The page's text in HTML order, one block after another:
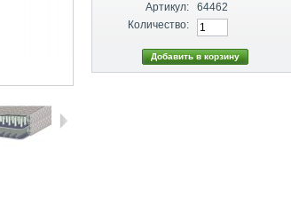
Артикул:
64462
Количество: